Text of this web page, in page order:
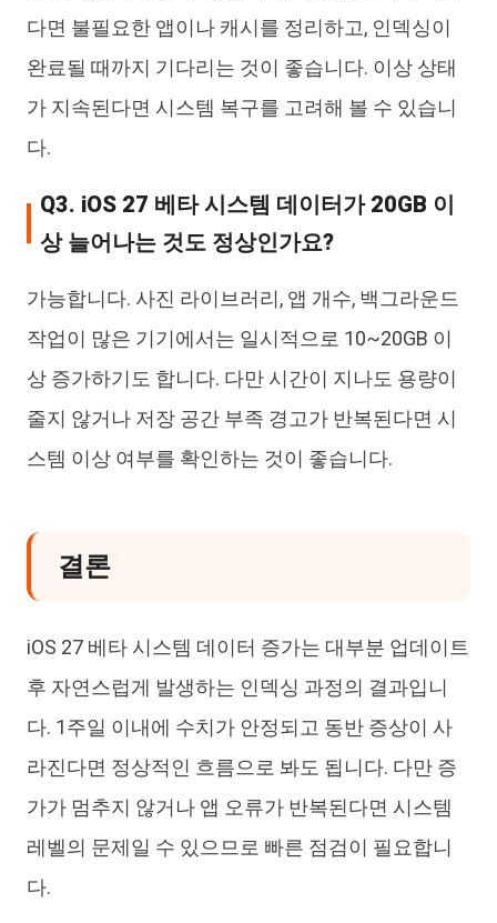
다면 불필요한 앱이나 캐시를 정리하고, 인덱싱이
완료될 때까지 기다리는 것이 좋습니다. 이상 상태
가 지속된다면 시스템 복구를 고려해 볼 수 있습니
다.
Q3. iOS 27 베타 시스템 데이터가 20GB 이
상 늘어나는 것도 정상인가요?
가능합니다. 사진 라이브러리, 앱 개수, 백그라운드
작업이 많은 기기에서는 일시적으로 10~20GB 이
상 증가하기도 합니다. 다만 시간이 지나도 용량이
줄지 않거나 저장 공간 부족 경고가 반복된다면 시
스템 이상 여부를 확인하는 것이 좋습니다.
결론
iOS 27 베타 시스템 데이터 증가는 대부분 업데이트
후 자연스럽게 발생하는 인덱싱 과정의 결과입니
다. 1주일 이내에 수치가 안정되고 동반 증상이 사
라진다면 정상적인 흐름으로 봐도 됩니다. 다만 증
가가 멈추지 않거나 앱 오류가 반복된다면 시스템
레벨의 문제일 수 있으므로 빠른 점검이 필요합니
다.